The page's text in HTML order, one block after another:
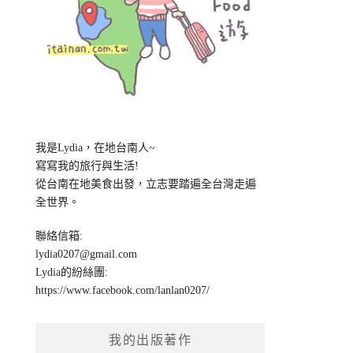
我是Lydia，在地台南人~
寫寫我的旅行與生活!
從台南在地美食出發，立志要踏遍全台灣走遍
全世界。
聯絡信箱:
lydia0207@gmail.com
Lydia的紛絲團:
https://www.facebook.com/lanlan0207/
我的出版著作